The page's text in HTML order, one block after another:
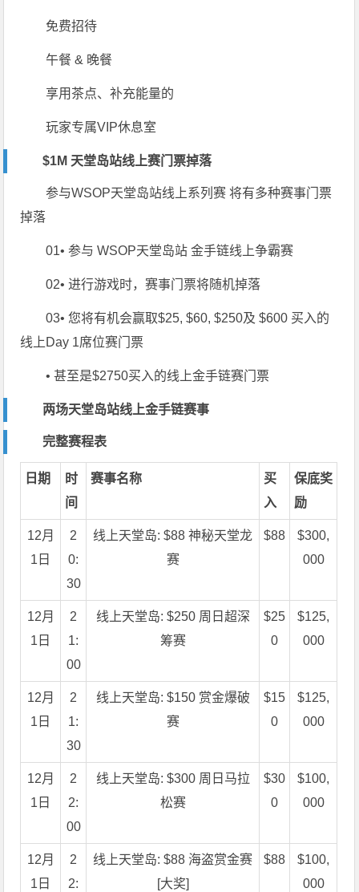
免费招待
午餐 & 晚餐
享用茶点、补充能量的
玩家专属VIP休息室
$1M 天堂岛站线上赛门票掉落
参与WSOP天堂岛站线上系列赛 将有多种赛事门票
掉落
01• 参与 WSOP天堂岛站 金手链线上争霸赛
02• 进行游戏时，赛事门票将随机掉落
03• 您将有机会赢取$25, $60, $250及$600 买入的
线上Day 1席位赛门票
• 甚至是$2750买入的线上金手链赛门票
两场天堂岛站线上金手链赛事
完整赛程表
日期
时
间
赛事名称
买
入
保底奖
励
12月
1日
2
0:
30
线上天堂岛: $88 神秘天堂龙
赛
$88
$300,
000
12月
1日
2
1:
00
线上天堂岛: $250 周日超深
筹赛
$25
0
$125,
000
12月
1日
2
1:
30
线上天堂岛: $150 赏金爆破
赛
$15
0
$125,
000
12月
1日
2
2:
00
线上天堂岛: $300 周日马拉
松赛
$30
0
$100,
000
12月
1日
2
2:
线上天堂岛: $88 海盗赏金赛
[大奖]
$88
$100,
000